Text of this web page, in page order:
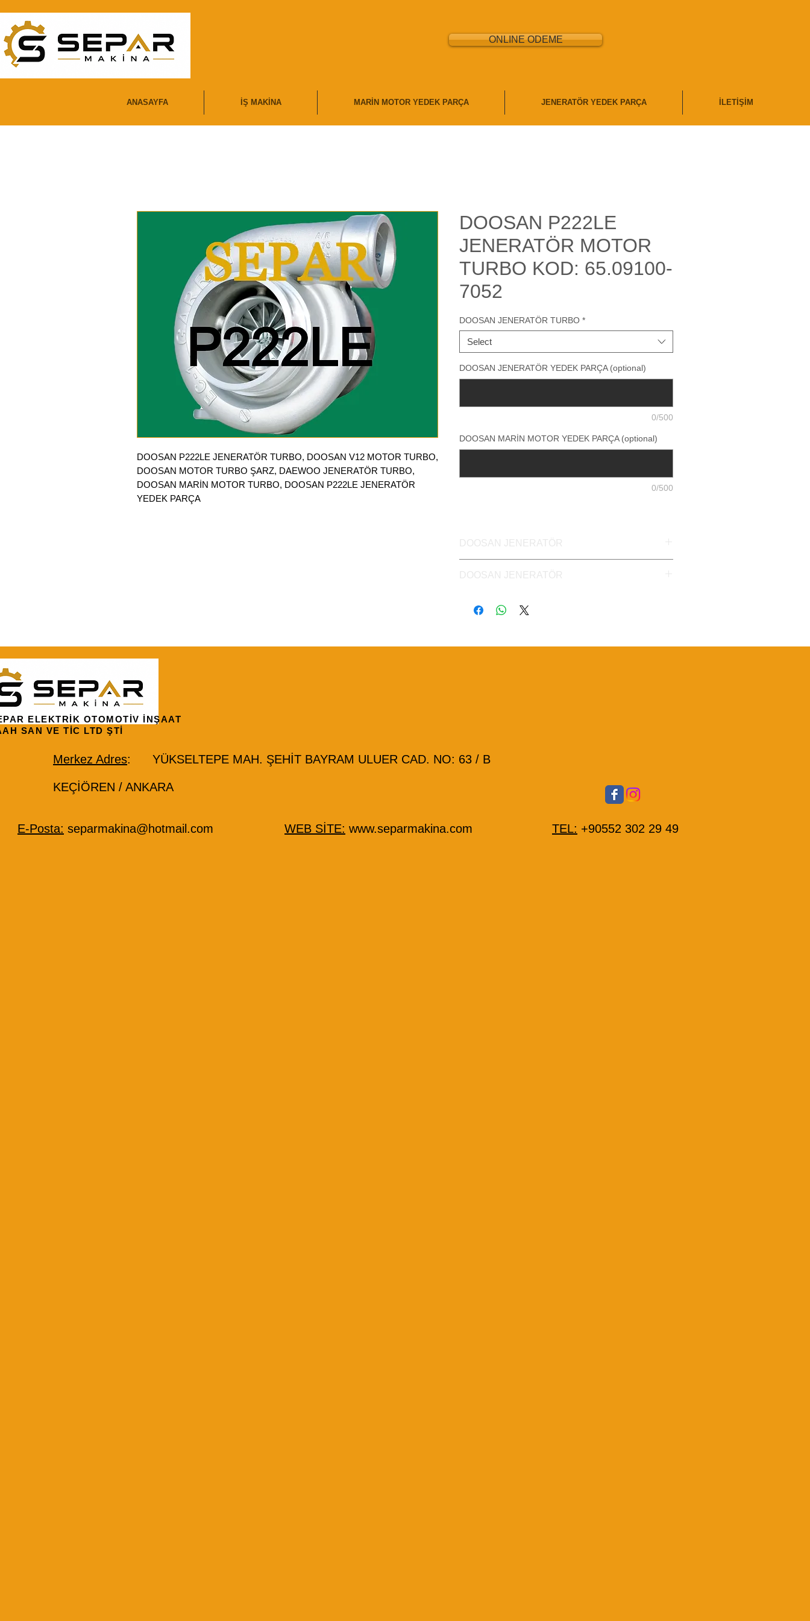
ONLINE ODEME
ANASAYFA İŞ MAKİNA MARİN MOTOR YEDEK PARÇA JENERATÖR YEDEK PARÇA İLETİŞİM
DOOSAN P222LE JENERATÖR TURBO, DOOSAN V12 MOTOR TURBO,
DOOSAN MOTOR TURBO ŞARZ, DAEWOO JENERATÖR TURBO,
DOOSAN MARİN MOTOR TURBO, DOOSAN P222LE JENERATÖR
YEDEK PARÇA
DOOSAN P222LE
JENERATÖR MOTOR
TURBO KOD: 65.09100-
7052
DOOSAN JENERATÖR TURBO *
Select
DOOSAN JENERATÖR YEDEK PARÇA (optional)
0/500
DOOSAN MARİN MOTOR YEDEK PARÇA (optional)
0/500
ELEKTRİK OTOMOTİV İNŞAAT
SAN VE TİC LTD ŞTİ
Merkez Adres: YÜKSELTEPE MAH. ŞEHİT BAYRAM ULUER CAD. NO: 63 / B
KEÇİÖREN / ANKARA
E-Posta: separmakina@hotmail.com WEB SİTE: www.separmakina.com TEL: +90552 302 29 49